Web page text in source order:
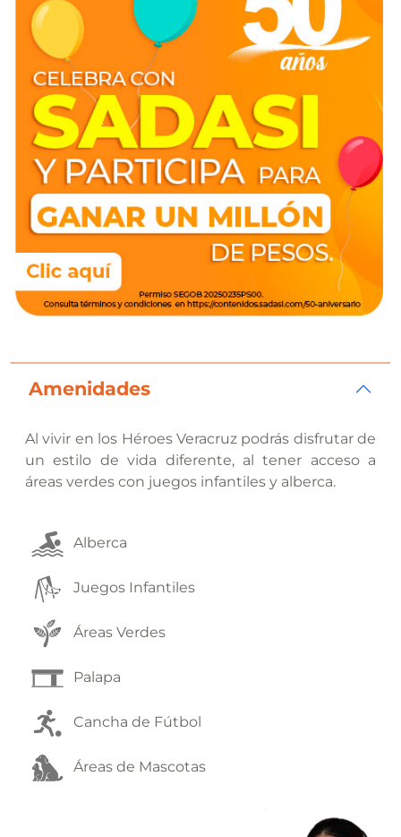
Amenidades
Al vivir en los Héroes Veracruz podrás disfrutar de
un estilo de vida diferente, al tener acceso a
áreas verdes con juegos infantiles y alberca.
Alberca
Juegos Infantiles
Áreas Verdes
Palapa
Cancha de Fútbol
Áreas de Mascotas